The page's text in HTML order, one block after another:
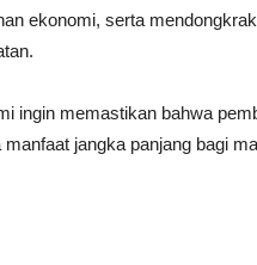
ekonomi, serta
ingin memastikan bahwa
jangka panjang bagi